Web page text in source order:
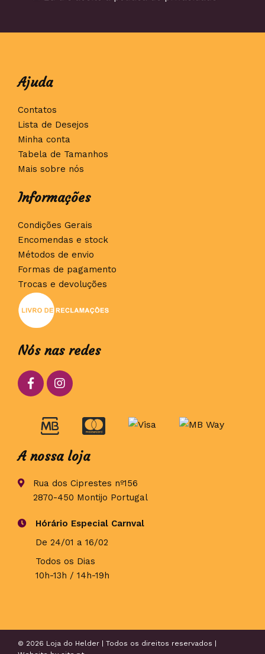
Ajuda
Contatos
Lista de Desejos
Minha conta
Tabela de Tamanhos
Mais sobre nós
Informações
Condições Gerais
Encomendas e stock
Métodos de envio
Formas de pagamento
Trocas e devoluções
Nós nas redes
A nossa loja
Rua dos Ciprestes nº156
2870-450 Montijo Portugal
Hórário Especial Carnval
De 24/01 a 16/02
Todos os Dias
10h-13h / 14h-19h
© 2026 Loja do Helder | Todos os direitos reservados |